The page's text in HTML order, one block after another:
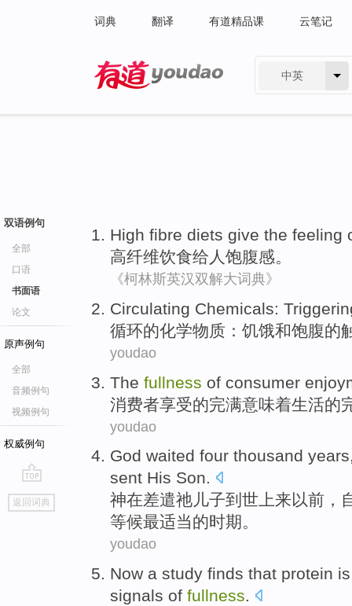
词典 翻译 有道精品课 云笔记
中英
双语例句
全部
口语
书面语
论文
原声例句
全部
音频例句
视频例句
权威例句
go
top
返回词典
High fibre diets give the feeling
高纤维饮食给 人饱腹感。
《柯林斯英汉双解大词典》
Circulating Chemicals:
循环的化学物质 ： 饥饿和饱腹的
youdao
The fullness of consumer
消费者享受的完满意味着生活的
youdao
God waited four thousand years
sent His Son.
神在差遣祂 儿子到 世上来以前 ，
等候最适当的时期。
youdao
Now a study finds that protein is
signals of fullness.